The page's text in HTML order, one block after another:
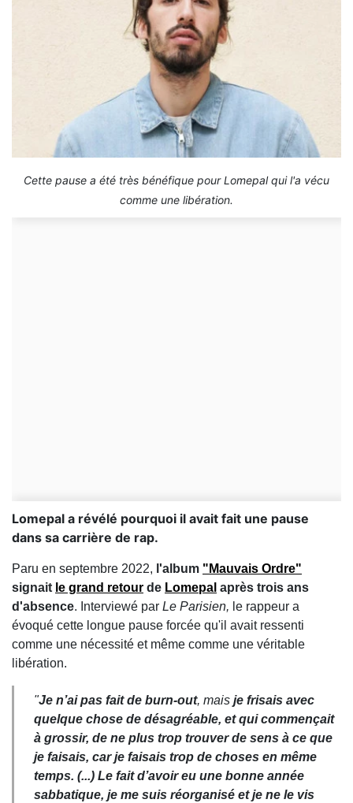
Cette pause a été très bénéfique pour Lomepal qui l'a vécu
comme une libération.
Lomepal a révélé pourquoi il avait fait une pause
dans sa carrière de rap.
Paru en septembre 2022, l'album "Mauvais Ordre"
signait le grand retour de Lomepal après trois ans
d'absence. Interviewé par Le Parisien, le rappeur a
évoqué cette longue pause forcée qu'il avait ressenti
comme une nécessité et même comme une véritable
libération.
"Je n’ai pas fait de burn-out, mais je frisais avec
quelque chose de désagréable, et qui commençait
à grossir, de ne plus trop trouver de sens à ce que
je faisais, car je faisais trop de choses en même
temps. (...) Le fait d’avoir eu une bonne année
sabbatique, je me suis réorganisé et je ne le vis